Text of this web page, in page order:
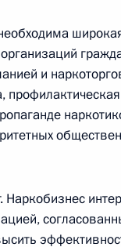
Федеральной
средств и
и